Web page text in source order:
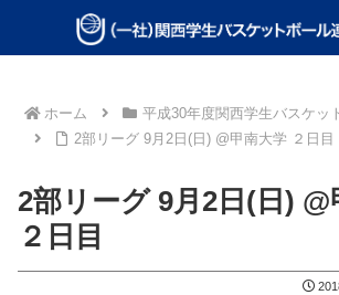
ホーム
平成30年度関西学生バスケッ
2部リーグ 9月2日(日) @甲南大学 ２日目
2部リーグ 9月2日(日)
２日目